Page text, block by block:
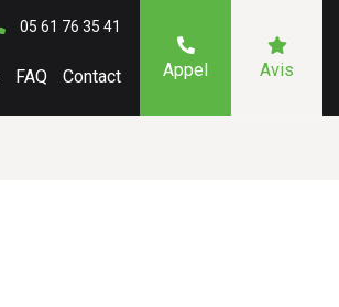
05 61 76 35 41
FAQ Contact Appel Avis